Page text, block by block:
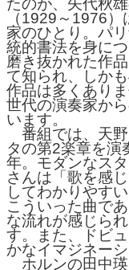
たのが、矢代秋
（1929～1976
家のひとり。パ
統的書法を身に
磨き抜かれた作
て知られ、しか
作品は多くあり
世代の演奏家か
います。
番組では、天野
タの第2楽章を演
年。モダンなス
さんは「歌を感
してわかりやす
こういった曲で
な流れが感じら
す。また、ドビ
かなイマジネー
ホルンの田中瑛